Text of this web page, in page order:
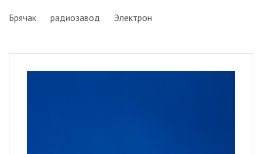
Брячак радиозавод Электрон